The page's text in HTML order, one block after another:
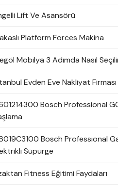
Lift Ve Asansörü
Platform Forces Makina
Mobilya 3 Adımda Nasıl
Evden Eve Nakliyat Firması
Bosch Professional
Bosch Professional
Süpürge
Fitness Eğitimi Faydaları